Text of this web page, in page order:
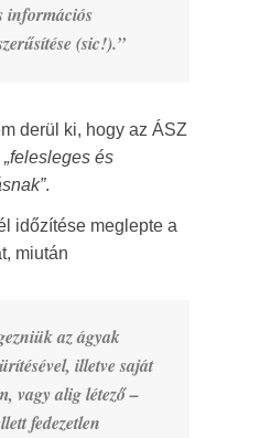
információs
(sic!).”
derül ki, hogy az ÁSZ
„felesleges és
.
időzítése meglepte a
miután
az ágyak
illetve saját
vagy alig létező –
fedezetlen